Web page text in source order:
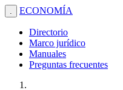
. ECONOMÍA
Directorio
Marco jurídico
Manuales
Preguntas frecuentes